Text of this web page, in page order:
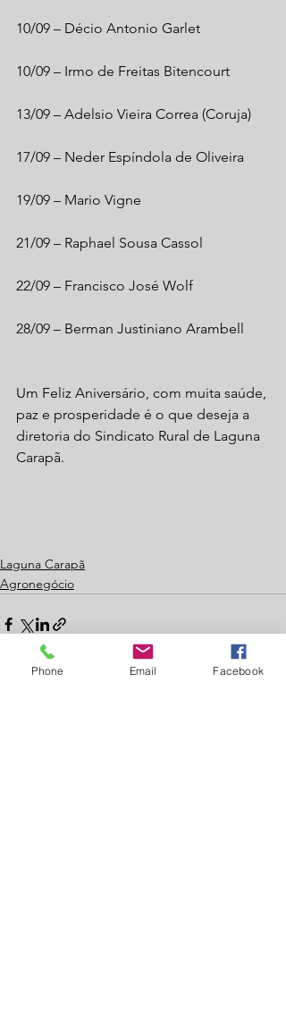
10/09 – Décio Antonio Garlet
10/09 – Irmo de Freitas Bitencourt
13/09 – Adelsio Vieira Correa (Coruja)
17/09 – Neder Espíndola de Oliveira
19/09 – Mario Vigne
21/09 – Raphael Sousa Cassol
22/09 – Francisco José Wolf
28/09 – Berman Justiniano Arambell
Um Feliz Aniversário, com muita saúde,
paz e prosperidade é o que deseja a
diretoria do Sindicato Rural de Laguna
Carapã.
Laguna Carapã
Agronegócio
Phone Email Facebook